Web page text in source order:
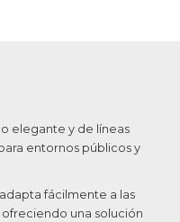
elegante y de líneas
entornos públicos y
fácilmente a las
una solución